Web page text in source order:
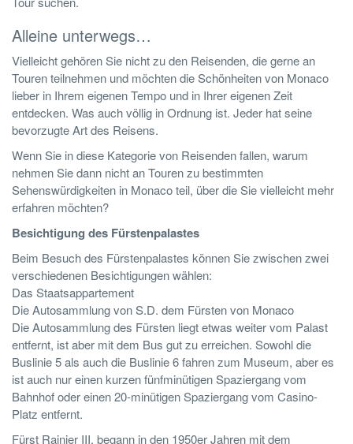
Alleine unterwegs…
Vielleicht gehören Sie nicht zu den Reisenden, die gerne an
Touren teilnehmen und möchten die Schönheiten von Monaco
lieber in Ihrem eigenen Tempo und in Ihrer eigenen Zeit
entdecken. Was auch völlig in Ordnung ist. Jeder hat seine
bevorzugte Art des Reisens.
Wenn Sie in diese Kategorie von Reisenden fallen, warum
nehmen Sie dann nicht an Touren zu bestimmten
Sehenswürdigkeiten in Monaco teil, über die Sie vielleicht mehr
erfahren möchten?
Besichtigung des Fürstenpalastes
Beim Besuch des Fürstenpalastes können Sie zwischen zwei
verschiedenen Besichtigungen wählen:
Das Staatsappartement
Die Autosammlung von S.D. dem Fürsten von Monaco
Die Autosammlung des Fürsten liegt etwas weiter vom Palast
entfernt, ist aber mit dem Bus gut zu erreichen. Sowohl die
Buslinie 5 als auch die Buslinie 6 fahren zum Museum, aber es
ist auch nur einen kurzen fünfminütigen Spaziergang vom
Bahnhof oder einen 20-minütigen Spaziergang vom Casino-
Platz entfernt.
Fürst Rainier III. begann in den 1950er Jahren mit dem